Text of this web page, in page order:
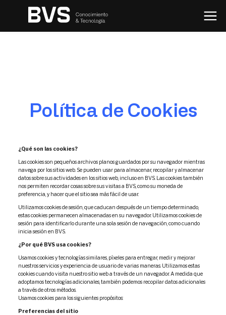
Política de Cookies
¿Qué son las cookies?
Las cookies son pequeños archivos planos guardados por su navegador mientras
navega por los sitios web. Se pueden usar para almacenar, recopilar y almacenar
datos sobre sus actividades en los sitios web, incluso en BVS. Las cookies también
nos permiten recordar cosas sobre sus visitas a BVS, como su moneda de
preferencia, y hacer que el sitio sea más fácil de usar.
Utilizamos cookies de sesión, que caducan después de un tiempo determinado,
estas cookies permanecen almacenadas en su navegador. Utilizamos cookies de
sesión para identificarlo durante una sola sesión de navegación, como cuando
inicia sesión en BVS.
¿Por qué BVS usa cookies?
Usamos cookies y tecnologías similares, píxeles para entregar, medir y mejorar
nuestros servicios y experiencia de usuario de varias maneras. Utilizamos estas
cookies cuando visita nuestro sitio web a través de un navegador. A medida que
adoptamos tecnologías adicionales, también podemos recopilar datos adicionales
a través de otros métodos.
Usamos cookies para los siguientes propósitos:
Preferencias del sitio